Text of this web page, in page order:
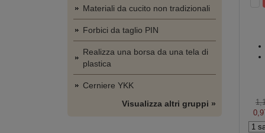
Materiali da cucito non tradizionali
Forbici da taglio PIN
Realizza una borsa da una tela di
plastica
Cerniere YKK
Visualizza altri gruppi »